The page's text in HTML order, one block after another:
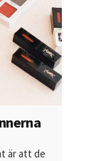
är att de